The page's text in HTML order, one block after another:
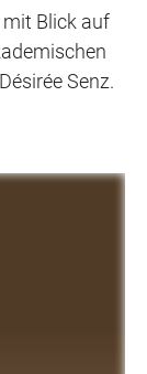
mit Blick auf
Senz.